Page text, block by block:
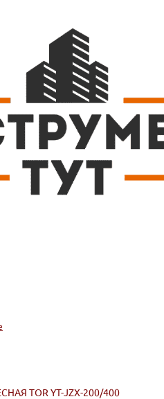
TOR YT-JZX-200/400